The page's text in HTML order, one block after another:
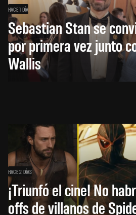
HACE 1 DÍA
Sebastian Stan se
por primera vez junto
Wallis
HACE 2 DÍAS
¡Triunfó el cine! No
offs de villanos de